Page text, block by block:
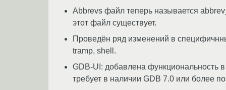
Abbrevs файл теперь называется
этот файл существует.
Проведён ряд изменений в
tramp, shell.
GDB-UI: добавлена функциональность
требует в наличии GDB 7.0 или более